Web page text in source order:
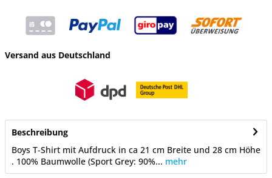
Versand aus Deutschland
Beschreibung
Boys T-Shirt mit Aufdruck in ca 21 cm Breite und 28 cm Höhe
. 100% Baumwolle (Sport Grey: 90%... mehr